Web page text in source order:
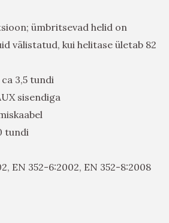
ümbritsevad helid on
välistatud, kui helitase ületab 82
3,5 tundi
sisendiga
tundi
EN 352-6:2002, EN 352-8:2008